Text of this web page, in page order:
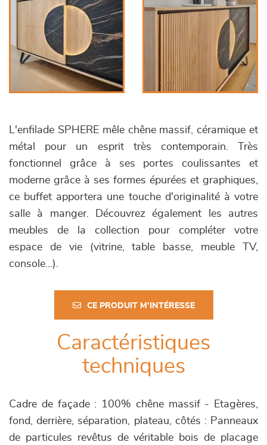
L'enfilade SPHERE mêle chêne massif, céramique et
métal pour un esprit très contemporain. Très
fonctionnel grâce à ses portes coulissantes et
moderne grâce à ses formes épurées et graphiques,
ce buffet apportera une touche d'originalité à votre
salle à manger. Découvrez également les autres
meubles de la collection pour compléter votre
espace de vie (vitrine, table basse, meuble TV,
console...).
CE PRODUIT M'INTÉRESSE
Caractéristiques
techniques
Cadre de façade : 100% chêne massif - Etagères,
fond, derrière, séparation, plateau, côtés : Panneaux
de particules revêtus de véritable bois de placage